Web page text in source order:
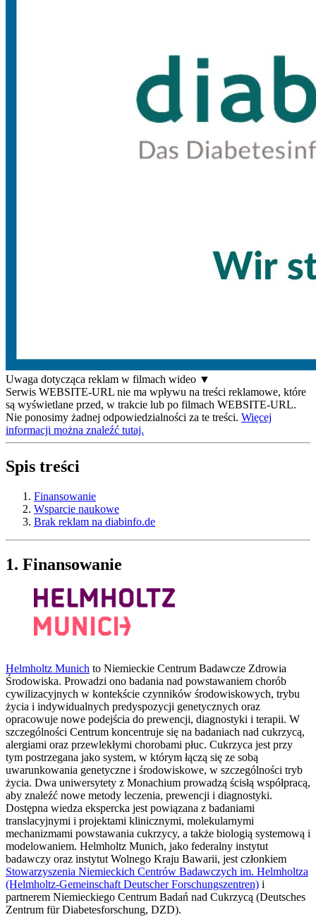
Uwaga dotycząca reklam w filmach wideo ▼
Serwis WEBSITE-URL nie ma wpływu na treści reklamowe, które
są wyświetlane przed, w trakcie lub po filmach WEBSITE-URL.
Nie ponosimy żadnej odpowiedzialności za te treści. Więcej
informacji można znaleźć tutaj.
Spis treści
Finansowanie
Wsparcie naukowe
Brak reklam na diabinfo.de
1. Finansowanie
Helmholtz Munich to Niemieckie Centrum Badawcze Zdrowia
Środowiska. Prowadzi ono badania nad powstawaniem chorób
cywilizacyjnych w kontekście czynników środowiskowych, trybu
życia i indywidualnych predyspozycji genetycznych oraz
opracowuje nowe podejścia do prewencji, diagnostyki i terapii. W
szczególności Centrum koncentruje się na badaniach nad cukrzycą,
alergiami oraz przewlekłymi chorobami płuc. Cukrzyca jest przy
tym postrzegana jako system, w którym łączą się ze sobą
uwarunkowania genetyczne i środowiskowe, w szczególności tryb
życia. Dwa uniwersytety z Monachium prowadzą ścisłą współpracą,
aby znaleźć nowe metody leczenia, prewencji i diagnostyki.
Dostępna wiedza ekspercka jest powiązana z badaniami
translacyjnymi i projektami klinicznymi, molekularnymi
mechanizmami powstawania cukrzycy, a także biologią systemową i
modelowaniem. Helmholtz Munich, jako federalny instytut
badawczy oraz instytut Wolnego Kraju Bawarii, jest członkiem
Stowarzyszenia Niemieckich Centrów Badawczych im. Helmholtza
(Helmholtz-Gemeinschaft Deutscher Forschungszentren) i
partnerem Niemieckiego Centrum Badań nad Cukrzycą (Deutsches
Zentrum für Diabetesforschung, DZD).